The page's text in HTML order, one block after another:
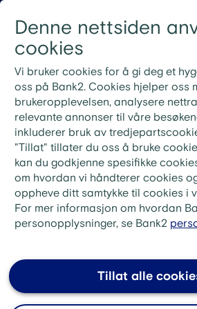
Denne nettsiden
cookies
Vi bruker cookies for å gi deg et
oss på Bank2. Cookies hjelper oss
brukeropplevelsen, analysere
relevante annonser til våre
inkluderer bruk av
"Tillat" tillater du oss å bruke
kan du godkjenne spesifikke
om hvordan vi håndterer cookies
oppheve ditt samtykke til cookies i
For mer informasjon om hvordan
personopplysninger, se Bank2
Tillat alle
Nye rutiner for
Ved ekstrainnbetaling på lånet
KID-nummeret fra din siste
stedet å betale neste måneds
gode + ditt lånenummer» i
KID-nummer.
Nye Mine sider er nå
allerede er kunde.Les mer her.
Trenger du hjelp
økonomien?
Hos Bank2 ser vi hele
tallene på papiret. Har du bolig
kan vi finne løsninger også når